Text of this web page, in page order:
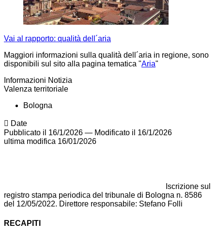
Vai al rapporto: qualità dell´aria
Maggiori informazioni sulla qualità dell´aria in regione, sono
disponibili sul sito alla pagina tematica "Aria"
Informazioni Notizia
Valenza territoriale
Bologna
Date
Pubblicato il 16/1/2026 — Modificato il 16/1/2026
ultima modifica 16/01/2026
Iscrizione sul
registro stampa periodica del tribunale di Bologna n. 8586
del 12/05/2022. Direttore responsabile: Stefano Folli
RECAPITI